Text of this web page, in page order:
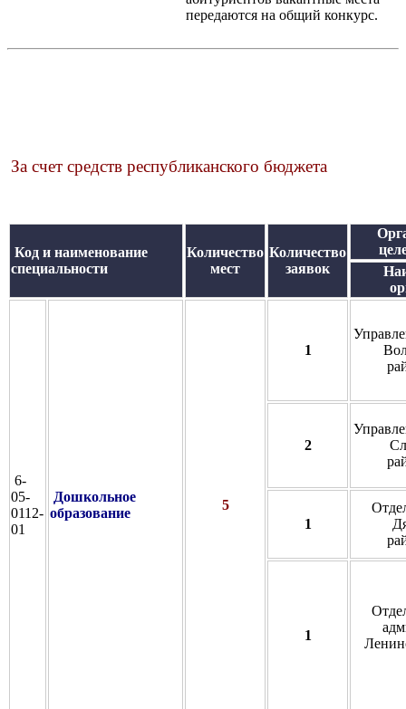
передаются на общий конкурс.
За счет средств республиканского бюджета
Код и наименование
специальности
Количество
мест
Количество
заявок
6-
05-
0112-
01
Дошкольное
образование
5
1
2
1
1